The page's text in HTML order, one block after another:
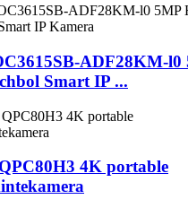
ADF28KM-l0
Smart IP ...
4K portable